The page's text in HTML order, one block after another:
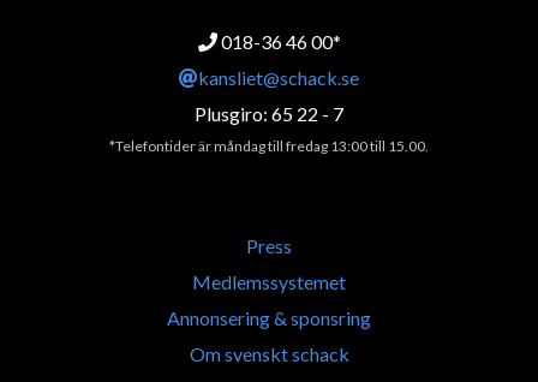
018-36 46 00*
kansliet@schack.se
Plusgiro: 65 22 - 7
*Telefontider är måndag till fredag 13:00 till 15.00.
Press
Medlemssystemet
Annonsering & sponsring
Om svenskt schack